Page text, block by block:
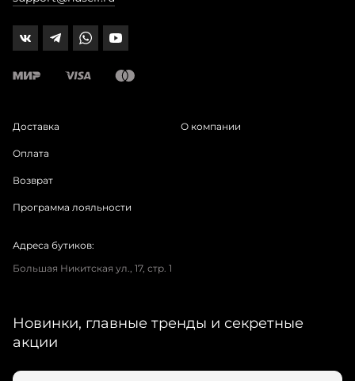
Доставка
Оплата
Возврат
Программа лояльности
О компании
Адреса бутиков:
Большая Никитская ул., 17, стр. 1
Новинки, главные тренды и секретные
акции